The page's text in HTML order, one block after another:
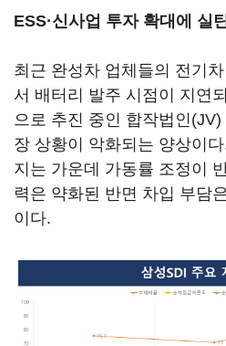
ESS·신사업 투자 확대에 실
최근 완성차 업체들의 전기
서 배터리 발주 시점이 지연
으로 추진 중인 합작법인(JV)
장 상황이 악화되는 양상이
지는 가운데 가동률 조정이
력은 약화된 반면 차입 부담
이다.